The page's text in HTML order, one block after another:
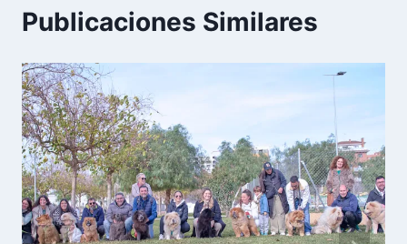
Publicaciones Similares